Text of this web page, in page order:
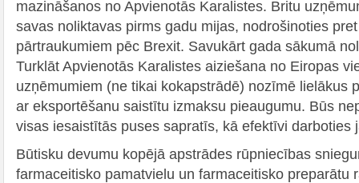
mazināšanos no Apvienotās Karalistes. Britu
savas noliktavas pirms gadu mijas, nodrošinoties
pārtraukumiem pēc Brexit. Savukārt gada sākumā
Turklāt Apvienotās Karalistes aiziešana no Eiropas
uzņēmumiem (ne tikai kokapstrādē) nozīmē lielākus
ar eksportēšanu saistītu izmaksu pieaugumu. Būs
visas iesaistītās puses sapratīs, kā efektīvi darboties
Būtisku devumu kopējā apstrādes rūpniecības
farmaceitisko pamatvielu un farmaceitisko preparātu